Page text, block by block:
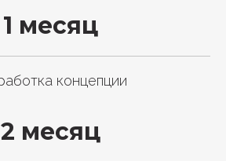
1 месяц
концепции
2 месяц